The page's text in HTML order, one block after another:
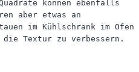
können ebenfalls
aber etwas an
im Kühlschrank im Ofen
die Textur zu verbessern.